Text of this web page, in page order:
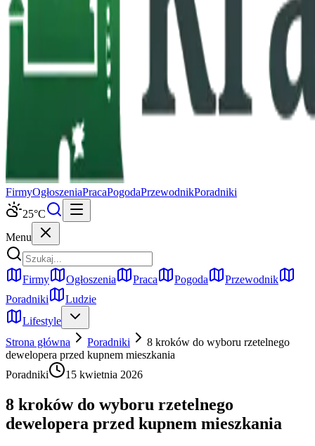
FirmyOgłoszeniaPracaPogodaPrzewodnikPoradniki
25°C
Menu
Firmy Ogłoszenia Praca Pogoda
Przewodnik
Poradniki
Ludzie
Lifestyle
Strona główna
Poradniki
8 kroków do wyboru rzetelnego
dewelopera przed kupnem mieszkania
Poradniki
15 kwietnia 2026
8 kroków do wyboru rzetelnego
dewelopera przed kupnem mieszkania